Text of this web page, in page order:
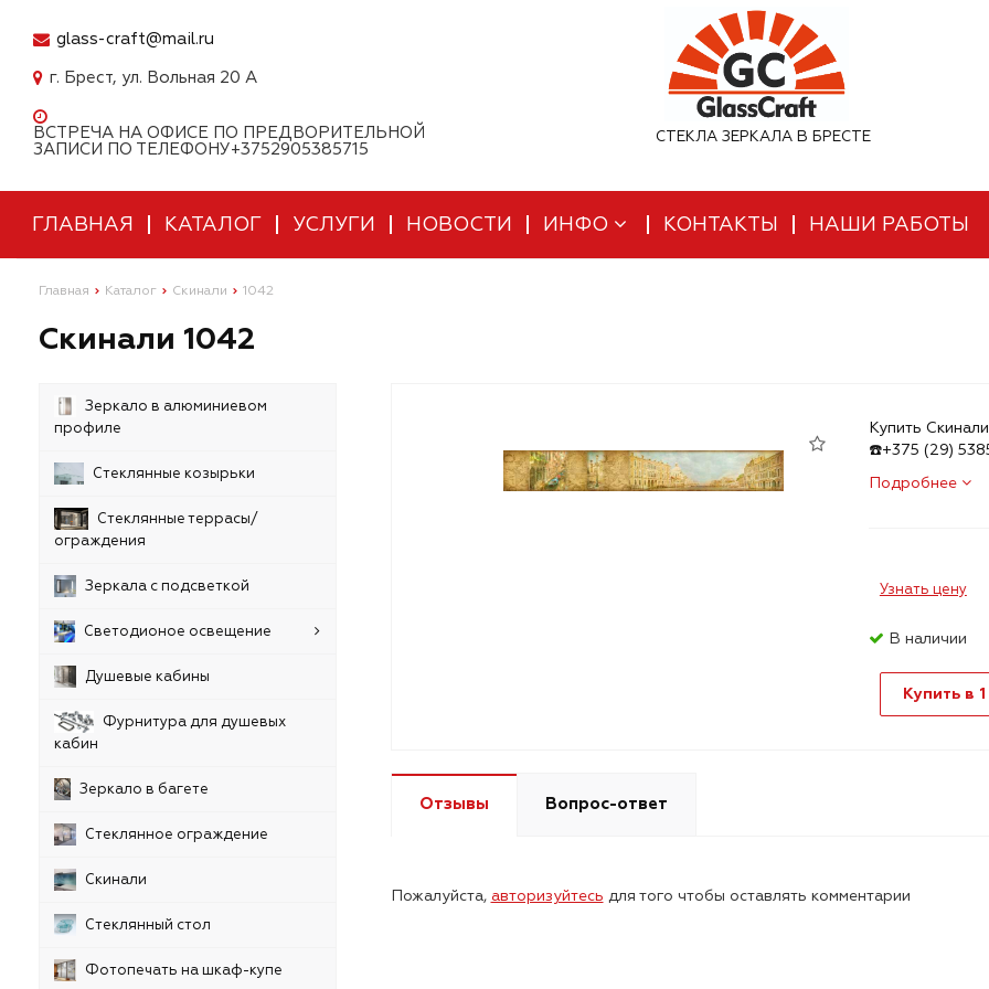
glass-craft@mail.ru
г. Брест, ул. Вольная 20 А
ВСТРЕЧА НА ОФИСЕ ПО ПРЕДВОРИТЕЛЬНОЙ
ЗАПИСИ ПО ТЕЛЕФОНУ+3752905385715
СТЕКЛА ЗЕРКАЛА В БРЕСТЕ
ГЛАВНАЯ КАТАЛОГ УСЛУГИ НОВОСТИ ИНФО КОНТАКТЫ НАШИ РАБОТЫ
Главная Каталог Скинали 1042
Скинали 1042
Зеркало в алюминиевом
профиле
Стеклянные козырьки
Стеклянные террасы/
ограждения
Зеркала с подсветкой
Светодионое освещение
Душевые кабины
Фурнитура для душевых
кабин
Зеркало в багете
Стеклянное ограждение
Скинали
Стеклянный стол
Фотопечать на шкаф-купе
Купить
☎️+375 (29)
Подробнее
Узнать цену
В наличии
Купить в
Отзывы Вопрос-ответ
Пожалуйста, авторизуйтесь для того чтобы оставлять комментарии